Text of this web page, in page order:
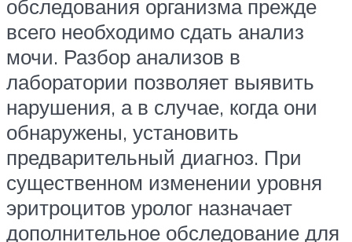
обследования организма прежде
всего необходимо сдать анализ
мочи. Разбор анализов в
лаборатории позволяет выявить
нарушения, а в случае, когда они
обнаружены, установить
предварительный диагноз. При
существенном изменении уровня
эритроцитов уролог назначает
дополнительное обследование для